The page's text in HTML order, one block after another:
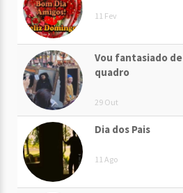
11 Fev
Vou fantasiado de
quadro
29 Out
Dia dos Pais
11 Ago